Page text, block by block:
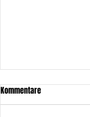
Kommentare